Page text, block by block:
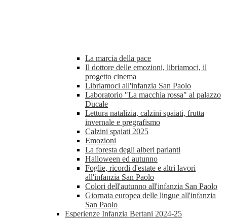
La marcia della pace
Il dottore delle emozioni, libriamoci, il
progetto cinema
Libriamoci all'infanzia San Paolo
Laboratorio "La macchia rossa" al palazzo
Ducale
Lettura natalizia, calzini spaiati, frutta
invernale e pregrafismo
Calzini spaiati 2025
Emozioni
La foresta degli alberi parlanti
Halloween ed autunno
Foglie, ricordi d'estate e altri lavori
all'infanzia San Paolo
Colori dell'autunno all'infanzia San Paolo
Giornata europea delle lingue all'infanzia
San Paolo
Esperienze Infanzia Bertani 2024-25